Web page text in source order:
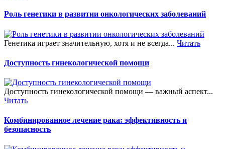
Роль генетики в развитии онкологических заболеваний
Генетика играет значительную, хотя и не всегда... Читать
Доступность гинекологической помощи
Доступность гинекологической помощи — важный аспект...
Читать
Комбинированное лечение рака: эффективность и
безопасность